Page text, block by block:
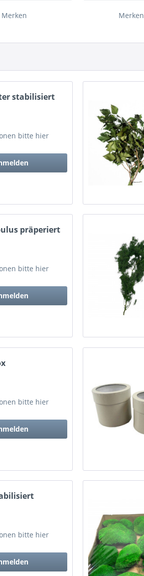
Merken Merken
stabilisiert
bitte hier
präperiert
bitte hier
bitte hier
bitte hier